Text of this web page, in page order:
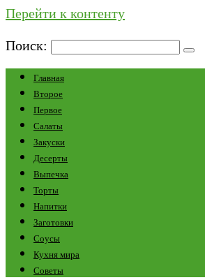
Перейти к контенту
Поиск:
Главная
Второе
Первое
Салаты
Закуски
Десерты
Выпечка
Торты
Напитки
Заготовки
Соусы
Кухня мира
Советы